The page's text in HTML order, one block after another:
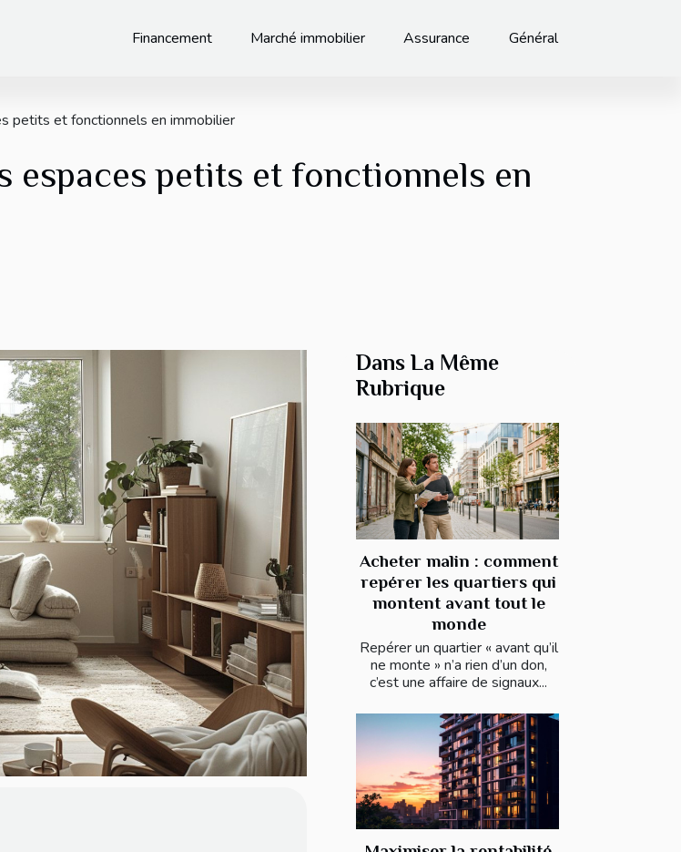
Financement Marché immobilier Assurance Général
petits et fonctionnels en immobilier
espaces petits et fonctionnels en
Dans La Même
Rubrique
Acheter malin : comment
repérer les quartiers qui
montent avant tout le
monde
Repérer un quartier « avant qu’il
ne monte » n’a rien d’un don,
c’est une affaire de signaux...